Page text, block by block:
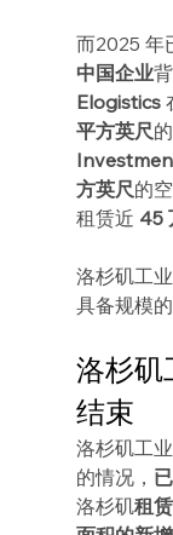
而2025 年
中国企业
Elogistics
平方英尺
方英尺的
租赁近 45
洛杉矶工
具备规模的
洛杉矶
结束
洛杉矶工
的情况，
洛杉矶租